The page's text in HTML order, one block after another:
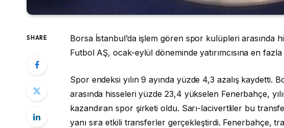
SHARE
Borsa İstanbul’da işlem gören spor kulüpleri arasında
Futbol AŞ, ocak-eylül döneminde yatırımcısına en
Spor endeksi yılın 9 ayında yüzde 4,3 azalış kaydetti.
arasında hisseleri yüzde 23,4 yükselen Fenerbahçe,
kazandıran spor şirketi oldu. Sarı-lacivertliler bu
yanı sıra etkili transferler gerçekleştirdi. Fenerbahçe,